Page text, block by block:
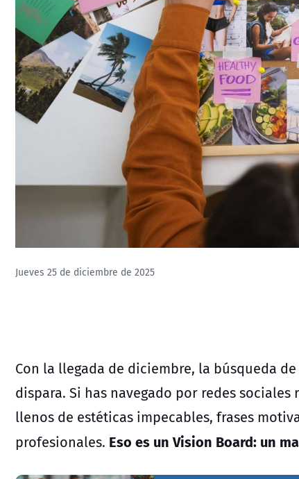
Jueves 25 de diciembre de 2025
Con la llegada de diciembre, la búsqueda
dispara. Si has navegado por redes
llenos de estéticas impecables, frases
profesionales. Eso es unVision Board: un